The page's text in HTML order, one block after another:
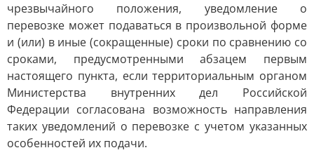
чрезвычайного положения, уведомление о
перевозке может подаваться в произвольной форме
и (или) в иные (сокращенные) сроки по сравнению со
сроками, предусмотренными абзацем первым
настоящего пункта, если территориальным органом
Министерства внутренних дел Российской
Федерации согласована возможность направления
таких уведомлений о перевозке с учетом указанных
особенностей их подачи.